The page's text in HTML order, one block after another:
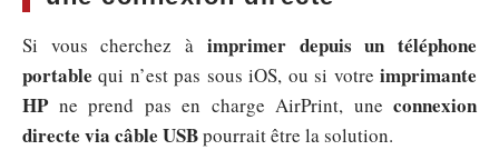
Si vous cherchez à imprimer depuis un téléphone
portable qui n’est pas sous iOS, ou si votre imprimante
HPne prend pas en charge AirPrint, une connexion
directe via câble USBpourrait être la solution.